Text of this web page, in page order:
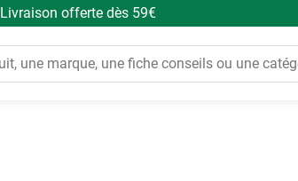
Livraison offerte dès 59€